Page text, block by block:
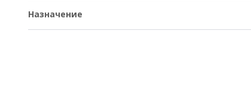
Назначение